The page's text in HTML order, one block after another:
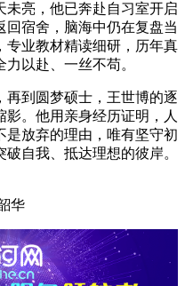
未亮，他已奔赴自习室开启
宿舍，脑海中仍在复盘当
专业教材精读细研，历年真
以赴、一丝不苟。
再到圆梦硕士，王世博的逐
。他用亲身经历证明，人
是放弃的理由，唯有坚守初
自我、抵达理想的彼岸。
华